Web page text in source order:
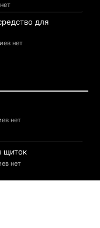
для
нет
нет
щиток
нет